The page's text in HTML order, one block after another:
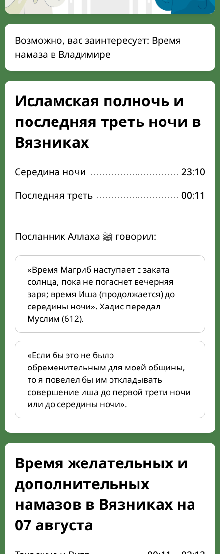
Возможно, вас заинтересует: Время
намаза в Владимире
Исламская полночь и
последняя треть ночи в
Вязниках
Середина ночи
23:10
Последняя треть
00:11
Посланник Аллаха ﷺ говорил:
«Время Магриб наступает с заката
солнца, пока не погаснет вечерняя
заря; время Иша (продолжается) до
середины ночи». Хадис передал
Муслим (612).
«Если бы это не было
обременительным для моей общины,
то я повелел бы им откладывать
совершение иша до первой трети ночи
или до середины ночи».
Время желательных и
дополнительных
намазов в Вязниках на
07 августа